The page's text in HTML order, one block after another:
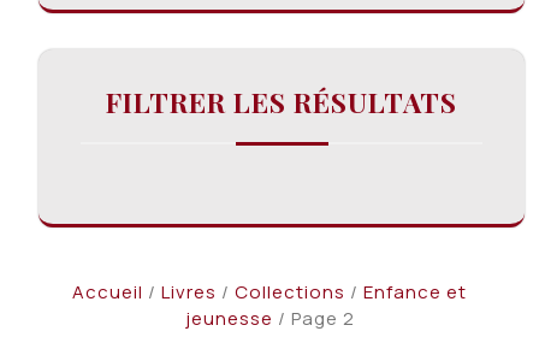
Accueil / Livres / Collections / Enfance et
jeunesse / Page 2
FILTRER LES RÉSULTATS